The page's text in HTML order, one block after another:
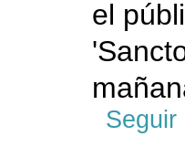
el
Seguir